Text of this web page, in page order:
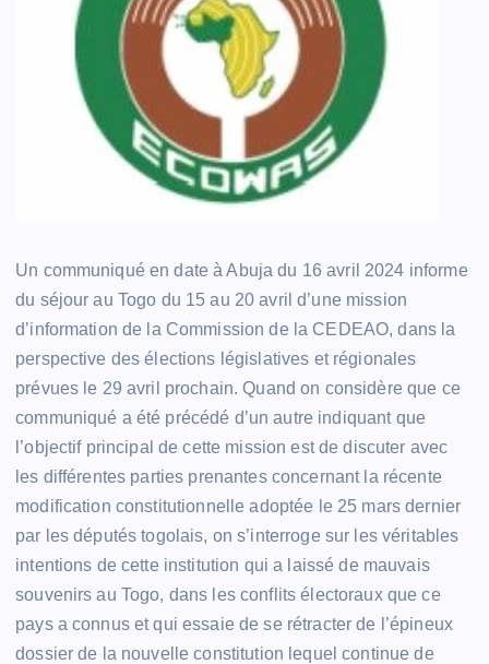
Un communiqué en date à Abuja du 16 avril 2024 informe
du séjour au Togo du 15 au 20 avril d’une mission
d’information de la Commission de la CEDEAO, dans la
perspective des élections législatives et régionales
prévues le 29 avril prochain. Quand on considère que ce
communiqué a été précédé d’un autre indiquant que
l’objectif principal de cette mission est de discuter avec
les différentes parties prenantes concernant la récente
modification constitutionnelle adoptée le 25 mars dernier
par les députés togolais, on s’interroge sur les véritables
intentions de cette institution qui a laissé de mauvais
souvenirs au Togo, dans les conflits électoraux que ce
pays a connus et qui essaie de se rétracter de l’épineux
dossier de la nouvelle constitution lequel continue de